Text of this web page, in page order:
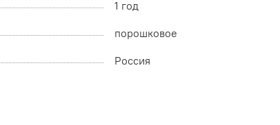
1 год
порошковое
Россия